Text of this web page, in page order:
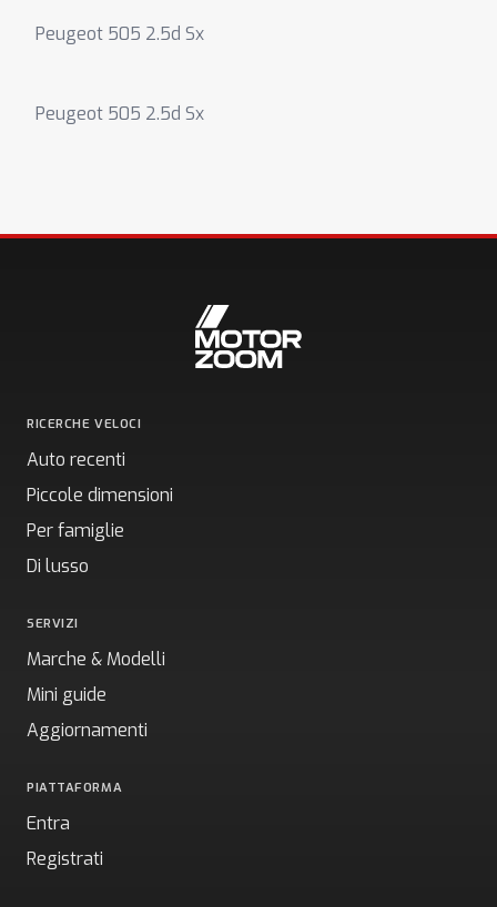
Peugeot 505 2.5d Sx
Peugeot 505 2.5d Sx
RICERCHE VELOCI
Auto recenti
Piccole dimensioni
Per famiglie
Di lusso
SERVIZI
Marche & Modelli
Mini guide
Aggiornamenti
PIATTAFORMA
Entra
Registrati